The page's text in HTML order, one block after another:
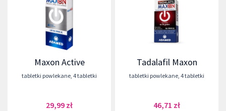
Maxon Active
tabletki powlekane, 4 tabletki
29,99 zł
Tadalafil Maxon
tabletki powlekane, 4 tabletki
46,71 zł